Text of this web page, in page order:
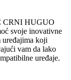
CRNI HUGUO
svoje inovativne
uređajima koji
vam da lako
uređaje.